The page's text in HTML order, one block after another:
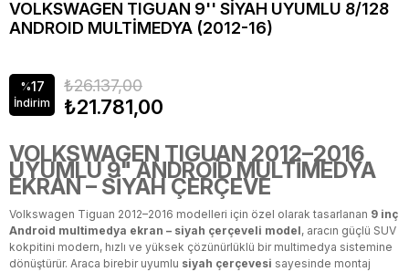
VOLKSWAGEN TIGUAN 9'' SİYAH UYUMLU 8/128
ANDROID MULTİMEDYA (2012-16)
%17
İndirim
₺26.137,00
₺21.781,00
VOLKSWAGEN TIGUAN 2012–2016
UYUMLU 9" ANDROİD MULTİMEDYA
EKRAN – SİYAH ÇERÇEVE
Volkswagen Tiguan 2012–2016 modelleri için özel olarak tasarlanan 9 inç
Android multimedya ekran – siyah çerçeveli model, aracın güçlü SUV
kokpitini modern, hızlı ve yüksek çözünürlüklü bir multimedya sistemine
dönüştürür. Araca birebir uyumlu siyah çerçevesi sayesinde montaj